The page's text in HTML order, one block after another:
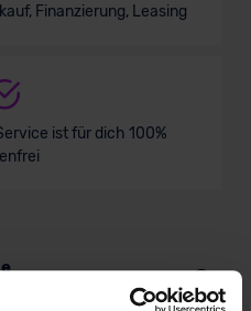
Finanzierung, Leasing
ist für dich 100%